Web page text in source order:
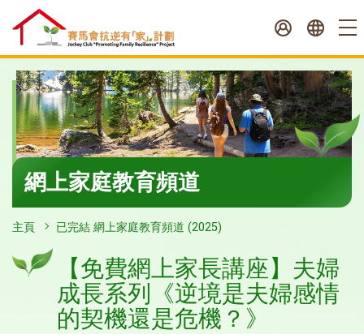
至
容
開
網上家庭教育頻道
主頁 已完結 網上家庭教育頻道 (2025)
【免費網上家長講座】夫婦
成長系列《逆境是夫婦感情
的契機還是危機？》